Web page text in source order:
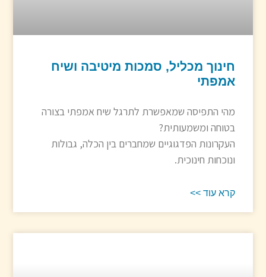
חינוך מכליל, סמכות מיטיבה ושיח
אמפתי
מהי התפיסה שמאפשרת לתרגל שיח אמפתי בצורה
בטוחה ומשמעותית?
העקרונות הפדגוגיים שמחברים בין הכלה, גבולות
ונוכחות חינוכית.
קרא עוד >>